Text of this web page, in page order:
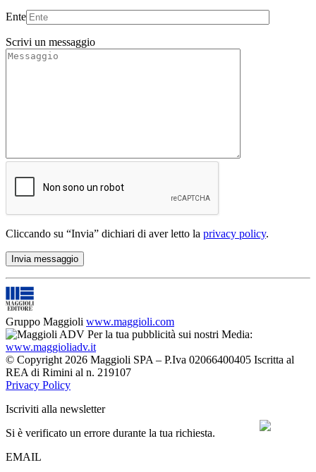
Ente
Scrivi un messaggio
Cliccando su “Invia” dichiari di aver letto la privacy policy.
Gruppo Maggioli www.maggioli.com
Per la tua pubblicità sui nostri Media:
www.maggioliadv.it
© Copyright 2026 Maggioli SPA – P.Iva 02066400405 Iscritta al
REA di Rimini al n. 219107
Privacy Policy
Iscriviti alla newsletter
Si è verificato un errore durante la tua richiesta.
EMAIL